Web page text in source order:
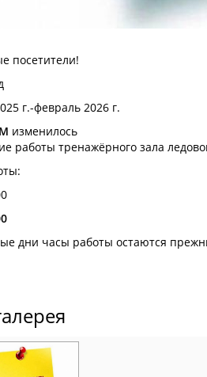
посетители!
г.-февраль 2026 г.
изменилось
работы тренажёрного зала
дни часы работы остаются